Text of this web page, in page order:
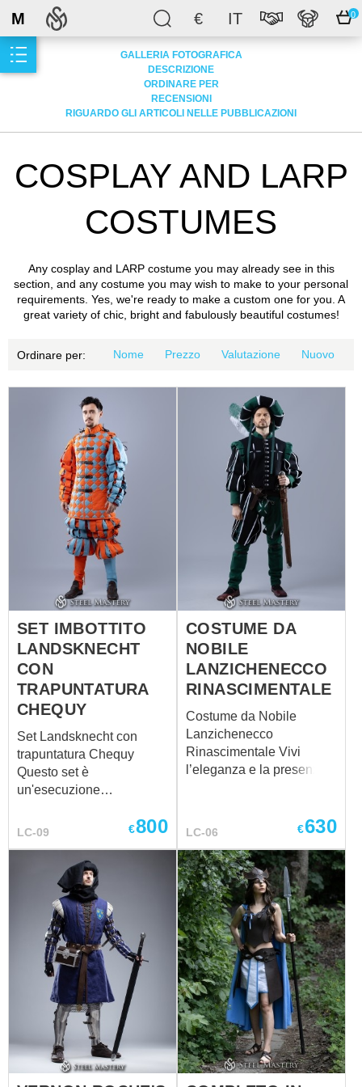
€ IT 0
M
GALLERIA FOTOGRAFICA
DESCRIZIONE
ORDINARE PER
RECENSIONI
RIGUARDO GLI ARTICOLI NELLE PUBBLICAZIONI
COSPLAY AND LARP
COSTUMES
Any cosplay and LARP costume you may already see in this
section, and any costume you may wish to make to your personal
requirements. Yes, we're ready to make a custom one for you. A
great variety of chic, bright and fabulously beautiful costumes!
Ordinare per: Nome Prezzo Valutazione Nuovo
SET IMBOTTITO
LANDSKNECHT
CON
TRAPUNTATURA
CHEQUY
Set Landsknecht con
trapuntatura Chequy
Questo set è
un'esecuzione
silhouette dei
(Landsknecht), focalizzata
sulla durabilità funzionale
e sulla precisione tecnica.
Il set include:
Gambesone: Presenta
un'intricata trapuntatura a
rombi (Chequy) e
maniche voluminose
progettate per mantenere
il profilo storico.
Pluderhosen: Ampi
calzoni progettati con una
costruzione a più strati per
LC-09 €800
COSTUME DA
NOBILE
LANZICHENECCO
RINASCIMENTALE
Costume da Nobile
Lanzichenecco
Rinascimentale Vivi
l’eleganza e la presenza
Lanzichenecco
Rinascimentale. Ispirato
all’abbigliamento
distintivo dei
lanzichenecchi tedeschi,
questo completo unisce
uno stile rinascimentale
audace a un raffinato
carattere aristocratico.
Caratterizzato da una
silhouette strutturata e da
dettagli decorativi con
tagli, il costume riflette lo
status, la sicurezza e
LC-06 €630